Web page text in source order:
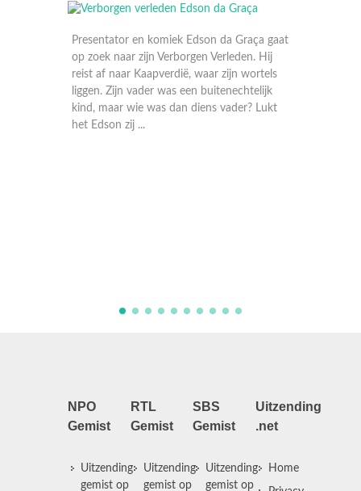
Presentator en komiek Edson da Graça gaat
op zoek naar zijn Verborgen Verleden. Hij
reist af naar Kaapverdië, waar zijn wortels
liggen. Zijn vader was een buitenechtelijk
kind, maar wie was dan diens vader? Lukt
het Edson zij ...
NPO
Gemist
Uitzending
gemist op
RTL
Gemist
Uitzending
gemist op
SBS
Gemist
Uitzending
gemist op
Uitzending
.net
Home